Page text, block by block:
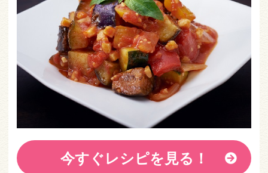
今すぐレシピを見る！